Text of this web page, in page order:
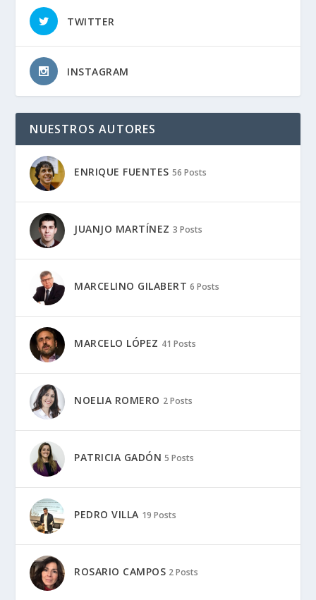
TWITTER
INSTAGRAM
NUESTROS AUTORES
ENRIQUE FUENTES 56 Posts
JUANJO MARTÍNEZ 3 Posts
MARCELINO GILABERT 6 Posts
MARCELO LÓPEZ 41 Posts
NOELIA ROMERO 2 Posts
PATRICIA GADÓN 5 Posts
PEDRO VILLA 19 Posts
ROSARIO CAMPOS 2 Posts